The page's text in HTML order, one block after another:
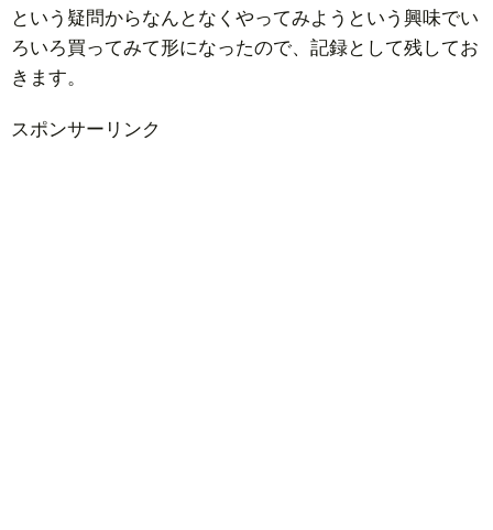
という疑問からなんとなくやってみようという興味でい
ろいろ買ってみて形になったので、記録として残してお
きます。
スポンサーリンク